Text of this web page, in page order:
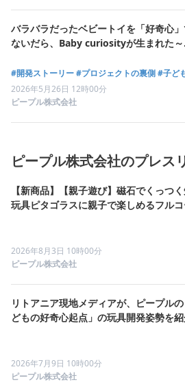
バラバラだったベビートイを「好奇心
ないだら、Baby curiosityが生まれた～
#開発ストーリー#プロジェクトの裏側#子ど
2026年5月26日 12時00分
ピープル株式会社
ピープル株式会社のプレス
【新商品】【親子遊び】磁石でくっつ
玩具ピタゴラスに親子で楽しめるフルコ
2026年8月3日 10時00分
ピープル株式会社
リトアニア現地メディアが、ピープル
どもの好奇心起点」の玩具開発姿勢を
2026年7月9日 10時00分
ピープル株式会社